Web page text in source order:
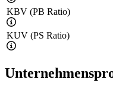
KBV (PB Ratio)
KUV (PS Ratio)